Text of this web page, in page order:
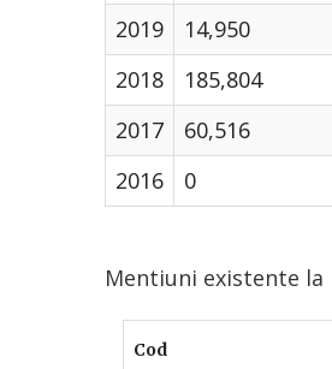
2019
14,950
2018
185,804
2017
60,516
2016
0
Mentiuni existente la
Cod